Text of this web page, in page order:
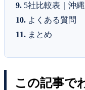
5社比較表｜沖
よくある質問
まとめ
この記事で